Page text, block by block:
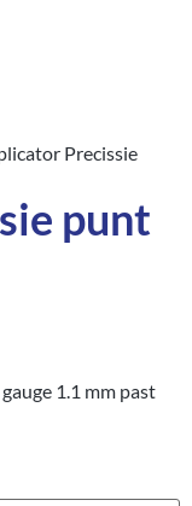
Precissie
punt
1.1 mm past